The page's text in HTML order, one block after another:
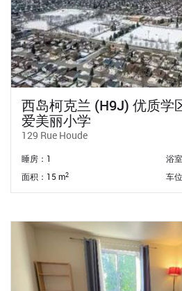
西岛柯克兰 (H9J) 优质学
爱美丽小学
129 Rue Houde
睡房：1
浴
面积：15 m2 车